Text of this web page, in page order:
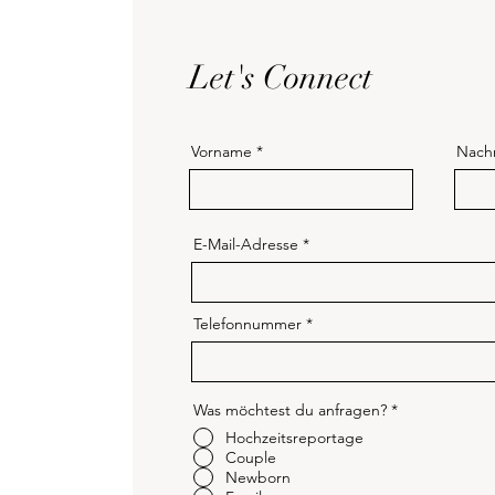
Let's Connect
Vorname
E-Mail-Adresse
Telefonnummer
Was möchtest du anfragen? *
Hochzeitsreportage
Couple
Newborn